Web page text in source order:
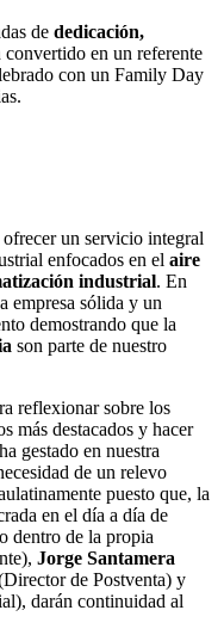
de dedicación,
convertido en un referente
con un Family Day
un servicio integral
enfocados en el aire
industrial. En
empresa sólida y un
demostrando que la
son parte de nuestro
reflexionar sobre los
más destacados y hacer
gestado en nuestra
de un relevo
puesto que, la
en el día a día de
dentro de la propia
Jorge Santamera
de Postventa) y
darán continuidad al